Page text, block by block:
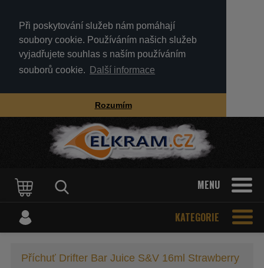
Při poskytování služeb nám pomáhají
soubory cookie. Používáním našich služeb
vyjadřujete souhlas s naším používáním
souborů cookie.
Další informace
Rozumím
MENU
KATEGORIE
Příchuť Drifter Bar Juice S&V 16ml Strawberry